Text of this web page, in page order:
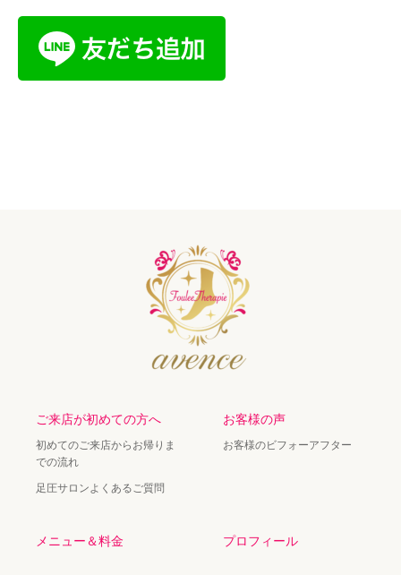
ご来店が初めての方へ
初めてのご来店からお帰りま
での流れ
足圧サロンよくあるご質問
お客様の声
お客様のビフォーアフター
メニュー＆料金 プロフィール